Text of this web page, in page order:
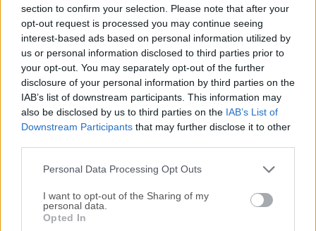
section to confirm your selection. Please note that after your
opt-out request is processed you may continue seeing
interest-based ads based on personal information utilized by
us or personal information disclosed to third parties prior to
your opt-out. You may separately opt-out of the further
disclosure of your personal information by third parties on the
IAB’s list of downstream participants. This information may
also be disclosed by us to third parties on the IAB’s List of
Downstream Participants that may further disclose it to other
Personal Data Processing Opt Outs
I want to opt-out of the Sharing of my
personal data.
Opted In
Waterfox G5.1.12
Fecha Publicado: 27 ago.. 2023 (hace 3 años)
Waterfox G5.1.11
Fecha Publicado: 25 ago.. 2023 (hace 3 años)
Waterfox G5.1.10
Fecha Publicado: 03 ago.. 2023 (hace 3 años)
Waterfox G5.1.9
Fecha Publicado: 04 jul.. 2023 (hace 3 años)
Waterfox G5.1.8
Fecha Publicado: 06 jun.. 2023 (hace 3 años)